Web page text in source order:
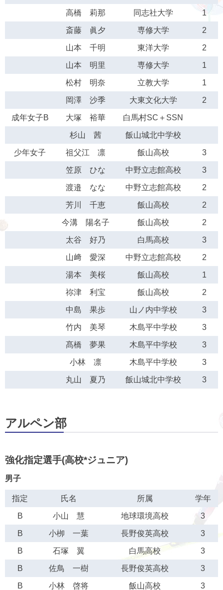
高橋 莉那 同志社大学 1
斎藤 眞夕 専修大学 2
山本 千明 東洋大学 2
山本 明里 専修大学 1
松村 明奈 立教大学 1
岡澤 沙季 大東文化大学 2
成年女子B 大塚 裕華 白馬村SC＋SSN
杉山 茜 飯山城北中学校
少年女子 祖父江 凛 飯山高校 3
笠原 ひな 中野立志館高校 3
渡邉 なな 中野立志館高校 2
芳川 千恵 飯山高校 2
今溝 陽名子 飯山高校 2
太谷 好乃 白馬高校 3
山﨑 愛深 中野立志館高校 2
湯本 美桜 飯山高校 1
祢津 利宝 飯山高校 2
中島 果歩 山ノ内中学校 3
竹内 美琴 木島平中学校 3
髙橋 夢果 木島平中学校 3
小林 凛 木島平中学校 3
丸山 夏乃 飯山城北中学校 3
アルペン部
強化指定選手(高校*ジュニア)
男子
指定 氏名 所属 学年
B 小山 慧 地球環境高校 3
B 小栁 一葉 長野俊英高校 3
B 石塚 翼 白馬高校 3
B 佐鳥 一樹 長野俊英高校 3
B 小林 啓将 飯山高校 3